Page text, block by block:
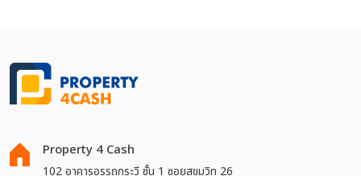
Property 4 Cash
102 อาคารอรรถกระวี ชั้น 1 ซอยสุขุมวิท 26